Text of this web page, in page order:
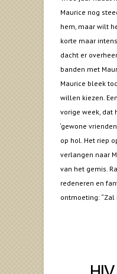
Maurice nog
hem, maar wilt
korte maar
dacht er
banden met
Maurice bleek
willen kiezen.
vorige week, dat
‘gewone
op hol. Het riep
verlangen naar
van het gemis.
redeneren en
ontmoeting: “Zal